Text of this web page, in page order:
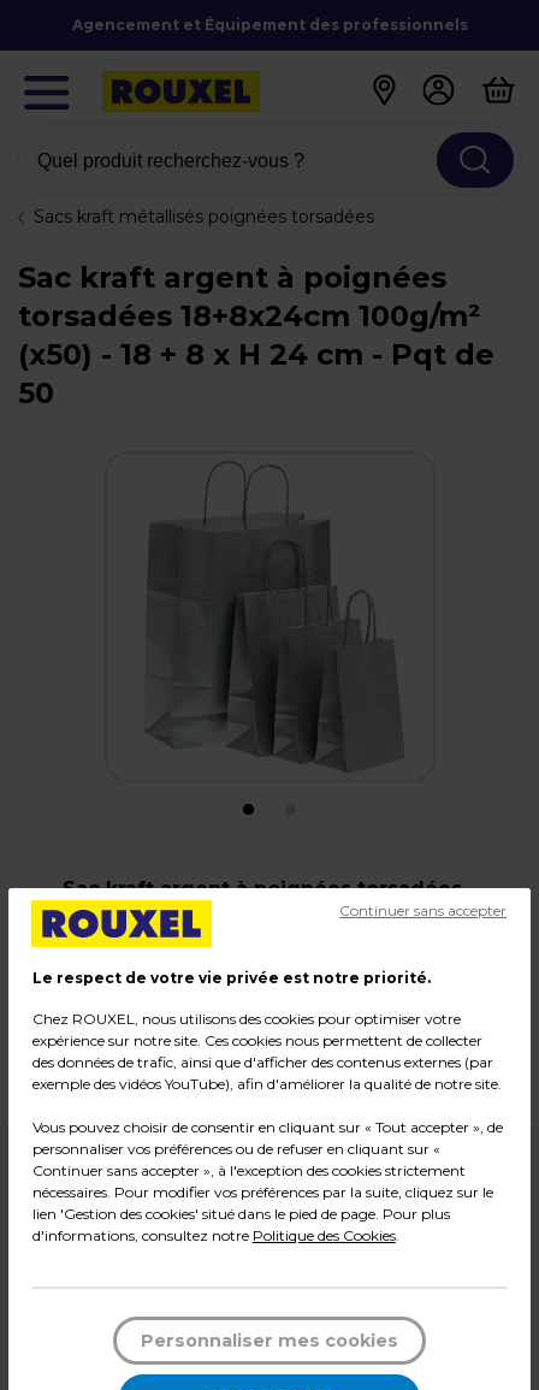
Agencement et Équipement des professionnels
Quel produit recherchez-vous ?
Sacs kraft métallisés poignées torsadées
Sac kraft argent à poignées
torsadées 18+8x24cm 100g/m²
(x50) - 18 + 8 x H 24 cm - Pqt de
50
Sac kraft argent à poignées torsadées
18+8x24cm 100g/m² (x50)
Code :
12441
Matière : Kraft
Dimensions : 18 + 8 x H 24 cm
Poids : 1,20 kg
15,90€ HT
Soit0,32 € HTl'unité
19,08€ TTC*
Quantité - +
Le respect de votre vie privée est notre priorité.
Chez ROUXEL, nous utilisons des cookies pour optimiser votre
expérience sur notre site. Ces cookies nous permettent de collecter
des données de trafic, ainsi que d'afficher des contenus externes (par
exemple des vidéos YouTube), afin d'améliorer la qualité de notre site.
Vous pouvez choisir de consentir en cliquant sur « Tout accepter », de
personnaliser vos préférences ou de refuser en cliquant sur «
Continuer sans accepter », à l'exception des cookies strictement
nécessaires. Pour modifier vos préférences par la suite, cliquez sur le
lien 'Gestion des cookies' situé dans le pied de page. Pour plus
d'informations, consultez notre Politique des Cookies.
Continuer sans accepter
Personnaliser mes cookies